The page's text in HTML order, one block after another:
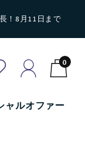
！8月11日まで
0
ャルオファー